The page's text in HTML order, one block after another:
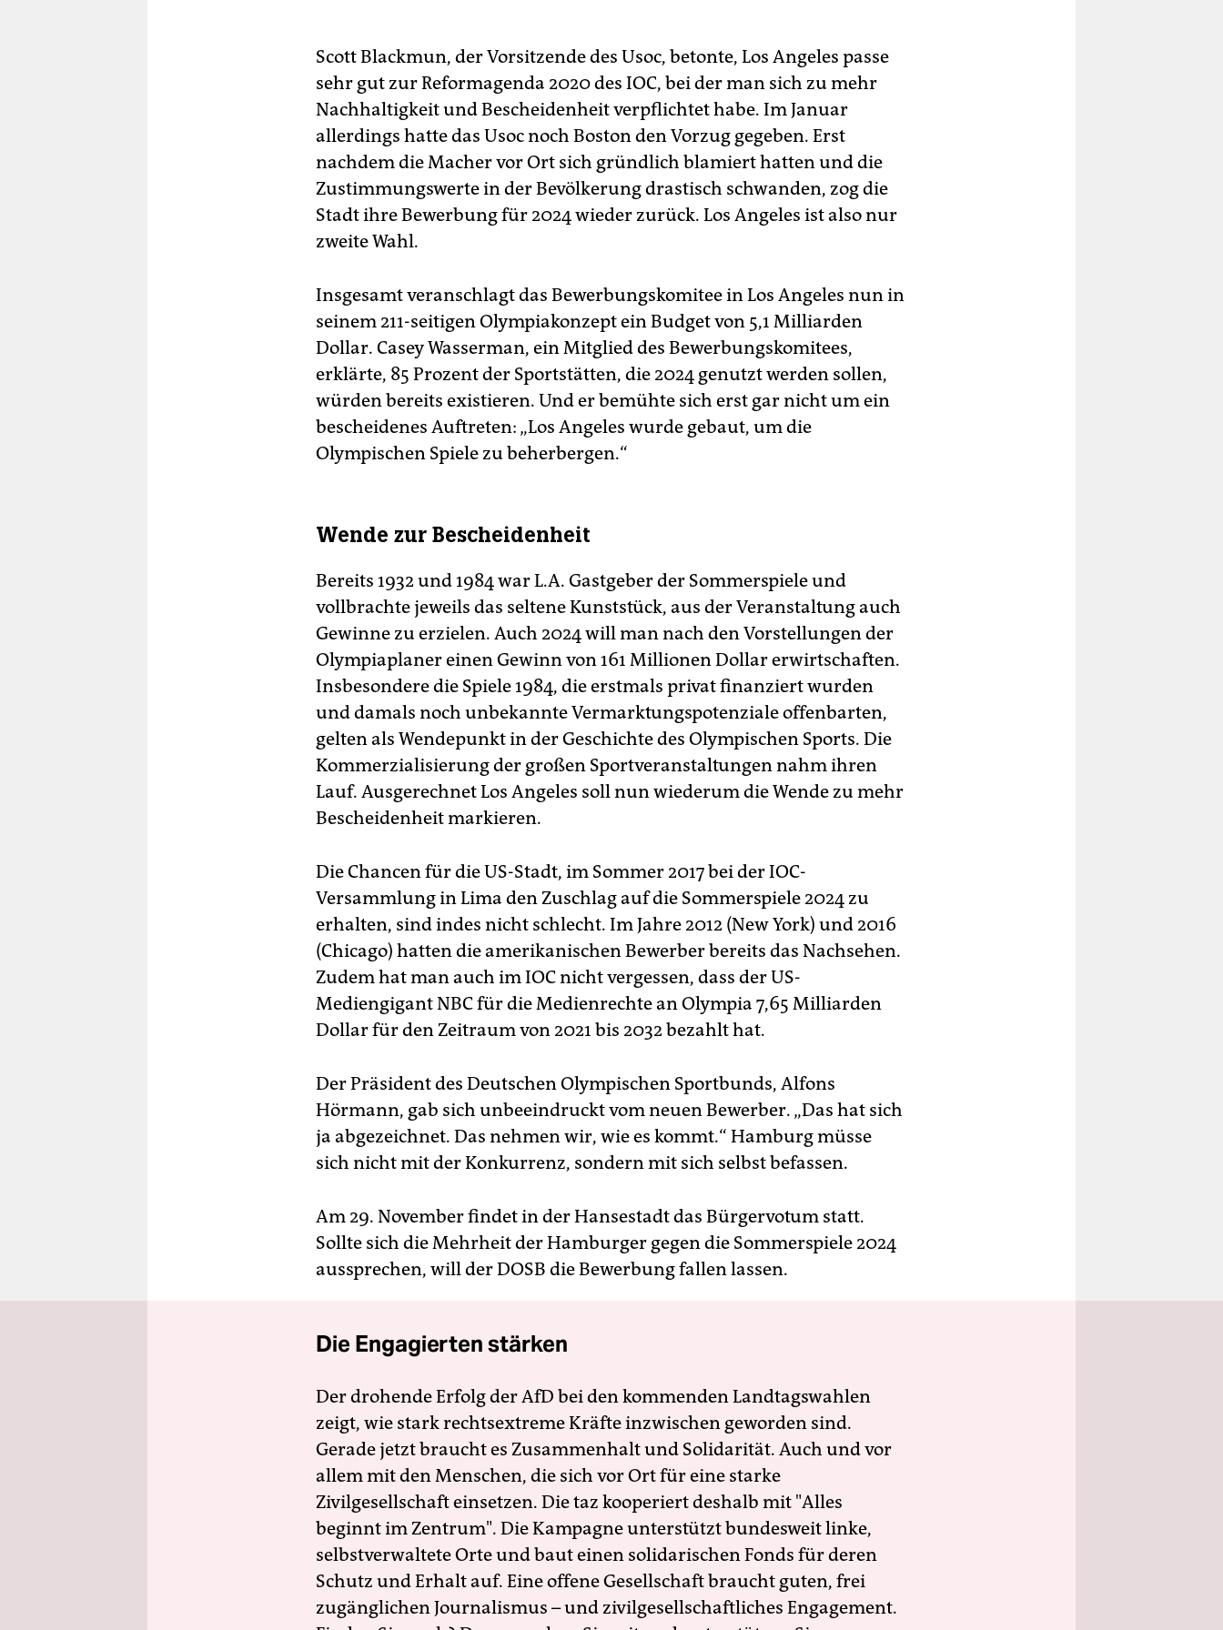
Scott Blackmun, der Vorsitzende des Usoc, betonte, Los Angeles passe
sehr gut zur Reformagenda 2020 des IOC, bei der man sich zu mehr
Nachhaltigkeit und Bescheidenheit verpflichtet habe. Im Januar
allerdings hatte das Usoc noch Boston den Vorzug gegeben. Erst
nachdem die Macher vor Ort sich gründlich blamiert hatten und die
Zustimmungswerte in der Bevölkerung drastisch schwanden, zog die
Stadt ihre Bewerbung für 2024 wieder zurück. Los Angeles ist also nur
zweite Wahl.
Insgesamt veranschlagt das Bewerbungskomitee in Los Angeles nun in
seinem 211-seitigen Olympiakonzept ein Budget von 5,1 Milliarden
Dollar. Casey Wasserman, ein Mitglied des Bewerbungskomitees,
erklärte, 85 Prozent der Sportstätten, die 2024 genutzt werden sollen,
würden bereits existieren. Und er bemühte sich erst gar nicht um ein
bescheidenes Auftreten: „Los Angeles wurde gebaut, um die
Olympischen Spiele zu beherbergen.“
Wende zur Bescheidenheit
Bereits 1932 und 1984 war L.A. Gastgeber der Sommerspiele und
vollbrachte jeweils das seltene Kunststück, aus der Veranstaltung auch
Gewinne zu erzielen. Auch 2024 will man nach den Vorstellungen der
Olympiaplaner einen Gewinn von 161 Millionen Dollar erwirtschaften.
Insbesondere die Spiele 1984, die erstmals privat finanziert wurden
und damals noch unbekannte Vermarktungspotenziale offenbarten,
gelten als Wendepunkt in der Geschichte des Olympischen Sports. Die
Kommerzialisierung der großen Sportveranstaltungen nahm ihren
Lauf. Ausgerechnet Los Angeles soll nun wiederum die Wende zu mehr
Bescheidenheit markieren.
Die Chancen für die US-Stadt, im Sommer 2017 bei der IOC-
Versammlung in Lima den Zuschlag auf die Sommerspiele 2024 zu
erhalten, sind indes nicht schlecht. Im Jahre 2012 (New York) und 2016
(Chicago) hatten die amerikanischen Bewerber bereits das Nachsehen.
Zudem hat man auch im IOC nicht vergessen, dass der US-
Mediengigant NBC für die Medienrechte an Olympia 7,65 Milliarden
Dollar für den Zeitraum von 2021 bis 2032 bezahlt hat.
Der Präsident des Deutschen Olympischen Sportbunds, Alfons
Hörmann, gab sich unbeeindruckt vom neuen Bewerber. „Das hat sich
ja abgezeichnet. Das nehmen wir, wie es kommt.“ Hamburg müsse
sich nicht mit der Konkurrenz, sondern mit sich selbst befassen.
Am 29. November findet in der Hansestadt das Bürgervotum statt.
Sollte sich die Mehrheit der Hamburger gegen die Sommerspiele 2024
aussprechen, will der DOSB die Bewerbung fallen lassen.
Die Engagierten stärken
Der drohende Erfolg der AfD bei den kommenden Landtagswahlen
zeigt, wie stark rechtsextreme Kräfte inzwischen geworden sind.
Gerade jetzt braucht es Zusammenhalt und Solidarität. Auch und vor
allem mit den Menschen, die sich vor Ort für eine starke
Zivilgesellschaft einsetzen. Die taz kooperiert deshalb mit "Alles
beginnt im Zentrum". Die Kampagne unterstützt bundesweit linke,
selbstverwaltete Orte und baut einen solidarischen Fonds für deren
Schutz und Erhalt auf. Eine offene Gesellschaft braucht guten, frei
zugänglichen Journalismus – und zivilgesellschaftliches Engagement.